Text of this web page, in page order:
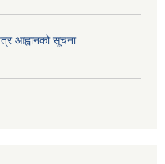
आह्वानको सूचना